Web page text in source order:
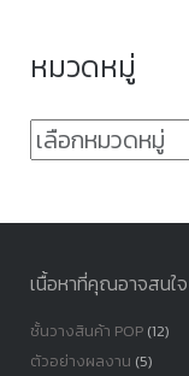
หมวดหมู่
หมวด
เนื้อหาที่คุณอาจสนใจ
ชั้นวางสินค้า POP(12)
ตัวอย่างผลงาน (5)